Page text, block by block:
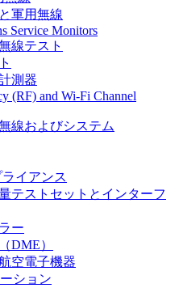
軍用無線
Service Monitors
線テスト
測器
(RF) and Wi-Fi Channel
線およびシステム
イアンス
テストセットとインターフ
ー
DME）
空電子機器
ション